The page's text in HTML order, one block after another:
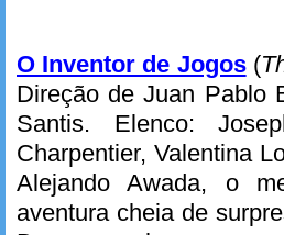
O Inventor de Jogos(
Direção de Juan Pablo
Santis. Elenco:
Charpentier, Valentina
Alejando Awada, o
aventura cheia de